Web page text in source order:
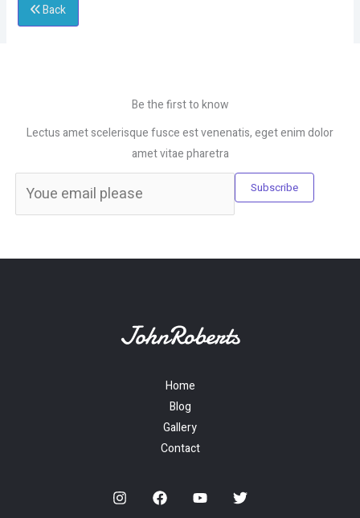
Back
Be the first to know
Lectus amet scelerisque fusce est venenatis, eget enim dolor
amet vitae pharetra
Subscribe
Home
Blog
Gallery
Contact